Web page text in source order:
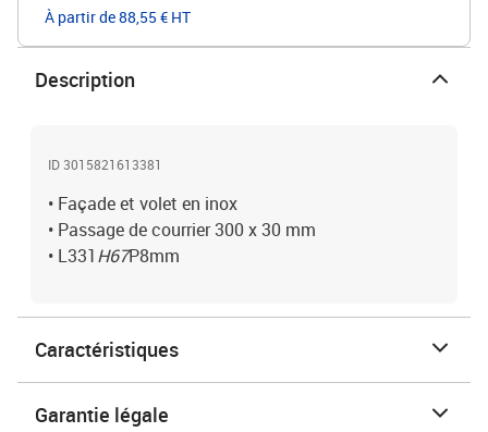
À partir de 88,55 € HT
Description
ID 3015821613381
• Façade et volet en inox
• Passage de courrier 300 x 30 mm
• L331H67P8mm
Caractéristiques
Garantie légale